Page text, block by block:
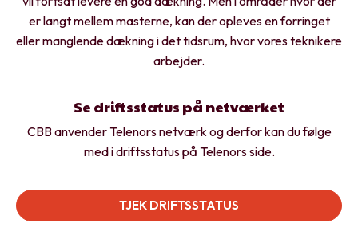
er langt mellem masterne, kan der opleves en forringet
eller manglende dækning i det tidsrum, hvor vores teknikere
arbejder.
Se driftsstatus på netværket
CBB anvender Telenors netværk og derfor kan du følge
med i driftsstatus på Telenors side.
TJEK DRIFTSSTATUS